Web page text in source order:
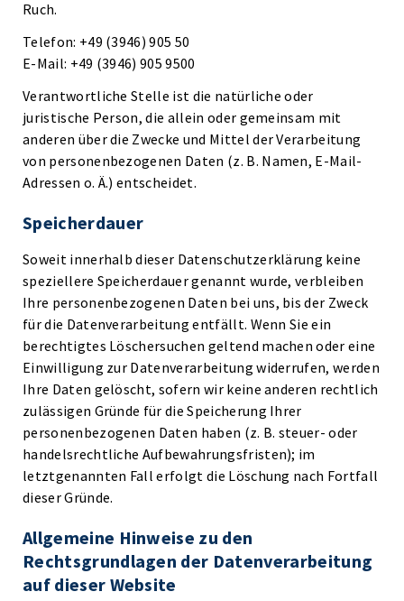
Ruch.
Telefon: +49 (3946) 905 50
E-Mail: +49 (3946) 905 9500
Verantwortliche Stelle ist die natürliche oder
juristische Person, die allein oder gemeinsam mit
anderen über die Zwecke und Mittel der Verarbeitung
von personenbezogenen Daten (z. B. Namen, E-Mail-
Adressen o. Ä.) entscheidet.
Speicherdauer
Soweit innerhalb dieser Datenschutzerklärung keine
speziellere Speicherdauer genannt wurde, verbleiben
Ihre personenbezogenen Daten bei uns, bis der Zweck
für die Datenverarbeitung entfällt. Wenn Sie ein
berechtigtes Löschersuchen geltend machen oder eine
Einwilligung zur Datenverarbeitung widerrufen, werden
Ihre Daten gelöscht, sofern wir keine anderen rechtlich
zulässigen Gründe für die Speicherung Ihrer
personenbezogenen Daten haben (z. B. steuer- oder
handelsrechtliche Aufbewahrungsfristen); im
letztgenannten Fall erfolgt die Löschung nach Fortfall
dieser Gründe.
Allgemeine Hinweise zu den
Rechtsgrundlagen der Datenverarbeitung
auf dieser Website